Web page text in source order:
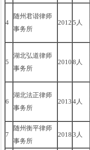
4
随州君谐律师
事务所
2012 5人
5
湖北弘道律师
事务所
2010 8人
6
湖北法正律师
事务所
2013 4人
7
随州衡平律师
事务所
2018 3人